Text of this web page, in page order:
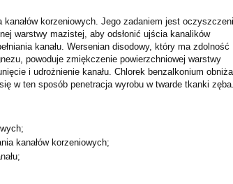
kanałów korzeniowych. Jego zadaniem jest
warstwy mazistej, aby odsłonić ujścia kanalików
kanału. Wersenian disodowy, który ma zdolność
powoduje zmiękczenie powierzchniowej warstwy
i udrożnienie kanału. Chlorek benzalkonium obniża
w ten sposób penetracja wyrobu w twarde tkanki zęba.
kanałów korzeniowych;